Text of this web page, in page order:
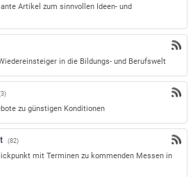
Artikel zum sinnvollen Ideen- und
in die Bildungs- und Berufswelt
zu günstigen Konditionen
(82)
mit Terminen zu kommenden Messen in